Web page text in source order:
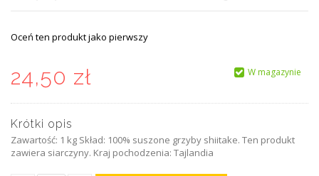
Oceń ten produkt jako pierwszy
24,50 zł W magazynie
Krótki opis
Zawartość: 1 kg Skład: 100% suszone grzyby shiitake. Ten produkt
zawiera siarczyny. Kraj pochodzenia: Tajlandia